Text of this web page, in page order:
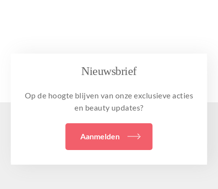
Nieuwsbrief
Op de hoogte blijven van onze exclusieve acties
en beauty updates?
Aanmelden